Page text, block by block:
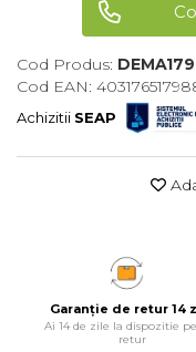
Baterii AAA
Corpuri de Iluminat
Echipamente Pentru
Auto
Cod Produs:
Cod EAN:
Achizitii SEAP
Garanție de retur 14
Ai 14 de zile la dispozitie
retur